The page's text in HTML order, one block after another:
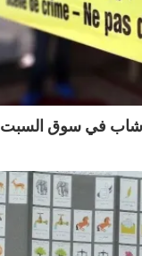
في سوق السبت